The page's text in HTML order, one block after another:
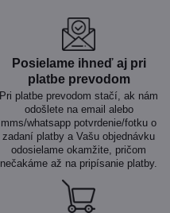
Posielame ihneď aj pri
platbe prevodom
Pri platbe prevodom stačí, ak nám
odošlete na email alebo
mms/whatsapp potvrdenie/fotku o
zadaní platby a Vašu objednávku
odosielame okamžite, pričom
nečakáme až na pripísanie platby.